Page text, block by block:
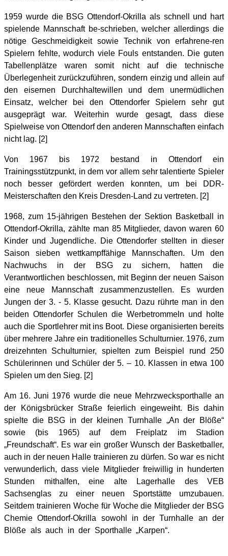
1959 wurde die BSG Ottendorf-Okrilla als schnell und hart
spielende Mannschaft be-schrieben, welcher allerdings die
nötige Geschmeidigkeit sowie Technik von erfahrene-ren
Spielern fehlte, wodurch viele Fouls entstanden. Die guten
Tabellenplätze waren somit nicht auf die technische
Überlegenheit zurückzuführen, sondern einzig und allein auf
den eisernen Durchhaltewillen und dem unermüdlichen
Einsatz, welcher bei den Ottendorfer Spielern sehr gut
ausgeprägt war. Weiterhin wurde gesagt, dass diese
Spielweise von Ottendorf den anderen Mannschaften einfach
nicht lag. [2]
Von 1967 bis 1972 bestand in Ottendorf ein
Trainingsstützpunkt, in dem vor allem sehr talentierte Spieler
noch besser gefördert werden konnten, um bei DDR-
Meisterschaften den Kreis Dresden-Land zu vertreten. [2]
1968, zum 15-jährigen Bestehen der Sektion Basketball in
Ottendorf-Okrilla, zählte man 85 Mitglieder, davon waren 60
Kinder und Jugendliche. Die Ottendorfer stellten in dieser
Saison sieben wettkampffähige Mannschaften. Um den
Nachwuchs in der BSG zu sichern, hatten die
Verantwortlichen beschlossen, mit Beginn der neuen Saison
eine neue Mannschaft zusammenzustellen. Es wurden
Jungen der 3. - 5. Klasse gesucht. Dazu rührte man in den
beiden Ottendorfer Schulen die Werbetrommeln und holte
auch die Sportlehrer mit ins Boot. Diese organisierten bereits
über mehrere Jahre ein traditionelles Schulturnier. 1976, zum
dreizehnten Schulturnier, spielten zum Beispiel rund 250
Schülerinnen und Schüler der 5. – 10. Klassen in etwa 100
Spielen um den Sieg. [2]
Am 16. Juni 1976 wurde die neue Mehrzwecksporthalle an
der Königsbrücker Straße feierlich eingeweiht. Bis dahin
spielte die BSG in der kleinen Turnhalle „An der Blöße“
sowie (bis 1965) auf dem Freiplatz im Stadion
„Freundschaft“. Es war ein großer Wunsch der Basketballer,
auch in der neuen Halle trainieren zu dürfen. So war es nicht
verwunderlich, dass viele Mitglieder freiwillig in hunderten
Stunden mithalfen, eine alte Lagerhalle des VEB
Sachsenglas zu einer neuen Sportstätte umzubauen.
Seitdem trainieren Woche für Woche die Mitglieder der BSG
Chemie Ottendorf-Okrilla sowohl in der Turnhalle an der
Blöße als auch in der Sporthalle „Karpen“.